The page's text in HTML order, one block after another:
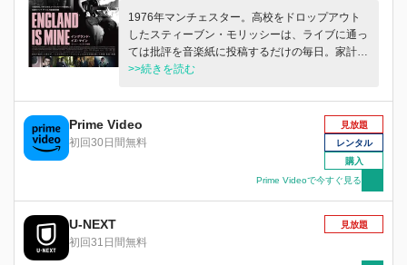
1976年マンチェスター。高校をドロップアウト
したスティーブン・モリッシーは、ライブに通っ
ては批評を音楽紙に投稿するだけの毎日。家計を
助けようと就職しても職場に馴染めず、仕事をサ
時、美大生のリンダーと出会い、彼女の後押しも
あってバンドを組むことになる。初ライブは成
功、スティーブンはミュージシャンになろうと仕
事を辞める。しかし順調に思えた彼を待ち受けた
のは、別れや挫折だった。1982年、それでもあ
きらめずに音楽を続けるスティーブンの元に１人
「ザ・スミス」を結成するジョニー・マーだっ
た。
>>続きを読む
Prime Video
初回30日間無料
見放題
レンタル
購入
Prime Videoで今すぐ見る
U-NEXT
初回31日間無料
見放題